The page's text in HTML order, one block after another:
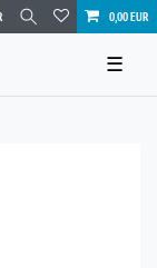
0,00 EUR
☰